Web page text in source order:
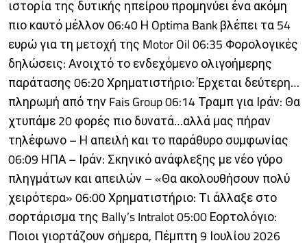
ιστορία της δυτικής ηπείρου προμηνύει ένα ακόμη
πιο καυτό μέλλον 06:40 Η Optima Bank βλέπει τα 54
ευρώ για τη μετοχή της Motor Oil 06:35 Φορολογικές
δηλώσεις: Ανοιχτό το ενδεχόμενο ολιγοήμερης
παράτασης 06:20 Χρηματιστήριο: Έρχεται δεύτερη…
πληρωμή από την Fais Group 06:14 Τραμπ για Ιράν: Θα
χτυπάμε 20 φορές πιο δυνατά…αλλά μας πήραν
τηλέφωνο – Η απειλή και το παράθυρο συμφωνίας
06:09 ΗΠΑ – Ιράν: Σκηνικό ανάφλεξης με νέο γύρο
πληγμάτων και απειλών – «Θα ακολουθήσουν πολύ
χειρότερα» 06:00 Χρηματιστήριο: Τι άλλαξε στο
σορτάρισμα της Bally’s Intralot 05:00 Εορτολόγιο:
Ποιοι γιορτάζουν σήμερα, Πέμπτη 9 Ιουλίου 2026